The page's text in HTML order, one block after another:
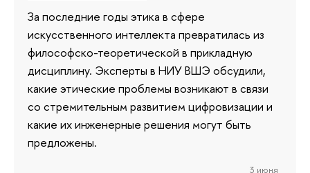
За последние годы этика в сфере
искусственного интеллекта превратилась из
философско-теоретической в прикладную
дисциплину. Эксперты в НИУ ВШЭ обсудили,
какие этические проблемы возникают в связи
со стремительным развитием цифровизации и
какие их инженерные решения могут быть
предложены.
3 июня